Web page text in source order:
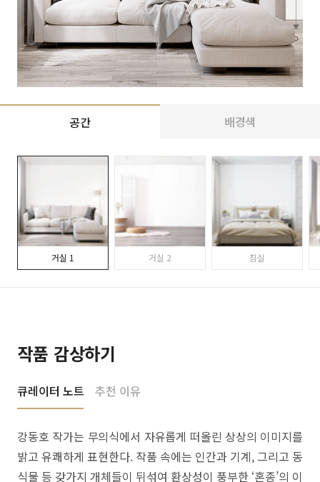
공간 배경색
거실 1 거실 2 침실
작품 감상하기
큐레이터 노트 추천 이유
강동호 작가는 무의식에서 자유롭게 떠올린 상상의 이미지를
밝고 유쾌하게 표현한다. 작품 속에는 인간과 기계, 그리고 동
식물 등 갖가지 개체들이 뒤섞여 환상성이 풍부한 ‘혼종’의 이